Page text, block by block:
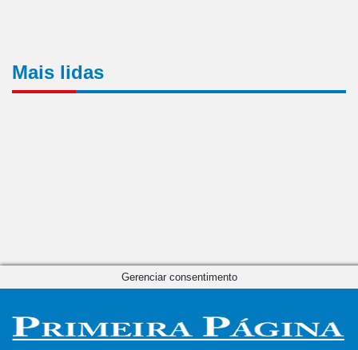
Mais lidas
Gerenciar consentimento